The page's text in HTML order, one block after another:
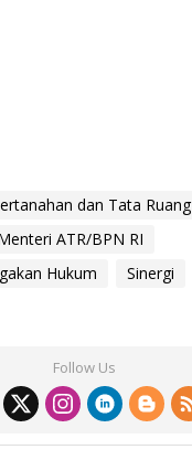
dan Tata Ruang
ATR/BPN RI
Hukum
Sinergi
Follow Us